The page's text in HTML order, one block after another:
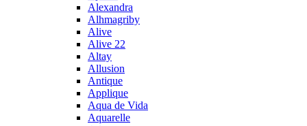
Alexandra
Alhmagriby
Alive
Alive 22
Altay
Allusion
Antique
Applique
Aqua de Vida
Aquarelle